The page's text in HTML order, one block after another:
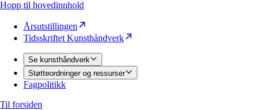
Hopp til hovedinnhold
Årsutstillingen
Tidsskriftet Kunsthåndverk
Se kunsthåndverk
Støtteordninger og ressurser
Fagpolitikk
Til forsiden